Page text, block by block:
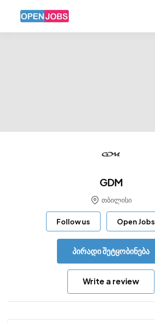
GDM
თბილისი
Follow us Open Jobs
პირადი შეტყობინება
Write a review